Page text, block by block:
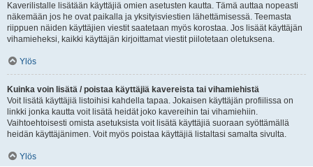
Kaverilistalle lisätään käyttäjiä omien asetusten kautta. Tämä auttaa nopeasti
näkemään jos he ovat paikalla ja yksityisviestien lähettämisessä. Teemasta
riippuen näiden käyttäjien viestit saatetaan myös korostaa. Jos lisäät käyttäjän
vihamieheksi, kaikki käyttäjän kirjoittamat viestit piilotetaan oletuksena.
Ylös
Kuinka voin lisätä / poistaa käyttäjiä kavereista tai vihamiehistä
Voit lisätä käyttäjiä listoihisi kahdella tapaa. Jokaisen käyttäjän profiilissa on
linkki jonka kautta voit lisätä heidät joko kavereihin tai vihamiehiin.
Vaihtoehtoisesti omista asetuksista voit lisätä käyttäjiä suoraan syöttämällä
heidän käyttäjänimen. Voit myös poistaa käyttäjiä listaltasi samalta sivulta.
Ylös